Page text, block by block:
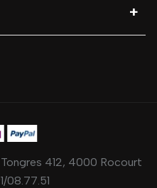
412, 4000 Rocourt
08.77.51